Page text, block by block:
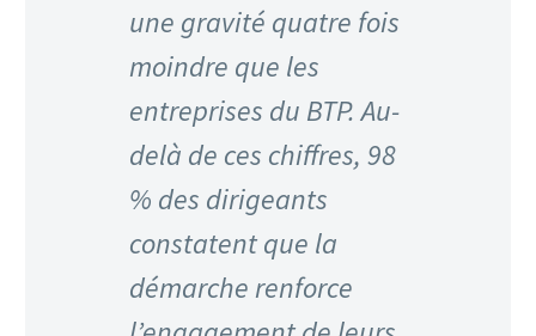
une gravité quatre fois
moindre que les
entreprises du BTP. Au-
delà de ces chiffres, 98
% des dirigeants
constatent que la
démarche renforce